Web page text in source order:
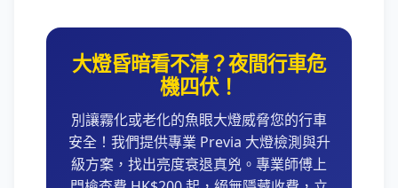
大燈昏暗看不清？夜間行車危
機四伏！
別讓霧化或老化的魚眼大燈威脅您的行車
安全！我們提供專業 Previa 大燈檢測與升
級方案，找出亮度衰退真兇。專業師傅上